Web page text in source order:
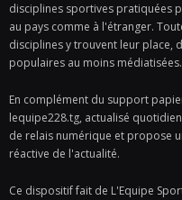
disciplines sportives pratiquées
au pays comme à l'étranger.
disciplines y trouvent leur place,
populaires au moins médiatisées.
En complément du support
lequipe228.tg, actualisé
de relais numérique et propose
réactive de l'actualité.
Ce dispositif fait de L'Equipe